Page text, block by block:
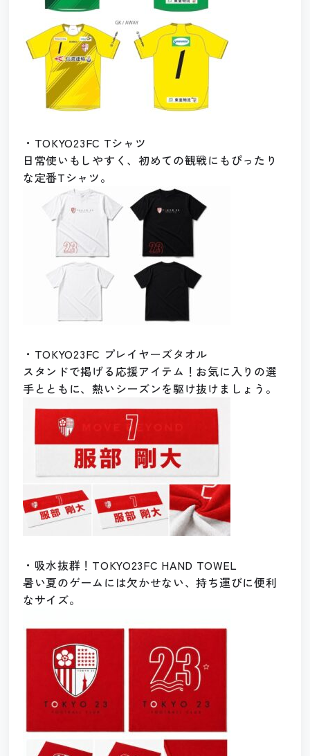
・TOKYO23FC Tシャツ
日常使いもしやすく、初めての観戦にもぴったり
な定番Tシャツ。
・TOKYO23FC プレイヤーズタオル
スタンドで掲げる応援アイテム！お気に入りの選
手とともに、熱いシーズンを駆け抜けましょう。
・吸水抜群！TOKYO23FC HAND TOWEL
暑い夏のゲームには欠かせない、持ち運びに便利
なサイズ。